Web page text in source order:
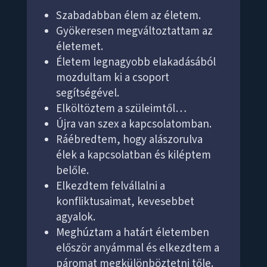
Szabadabban élem az életem.
Gyökeresen megváltoztattam az
életemet.
Életem legnagyobb elakadásából
mozdultam ki a csoport
segítségével.
Elköltöztem a szüleimtől…
Újra van szex a kapcsolatomban.
Ráébredtem, hogy alászorulva
élek a kapcsolatban és kiléptem
belőle.
Elkezdtem felvállalni a
konfliktusaimat, kevesebbet
agyalok.
Meghúztam a határt életemben
először anyámmal és elkezdtem a
páromat megkülönböztetni tőle.